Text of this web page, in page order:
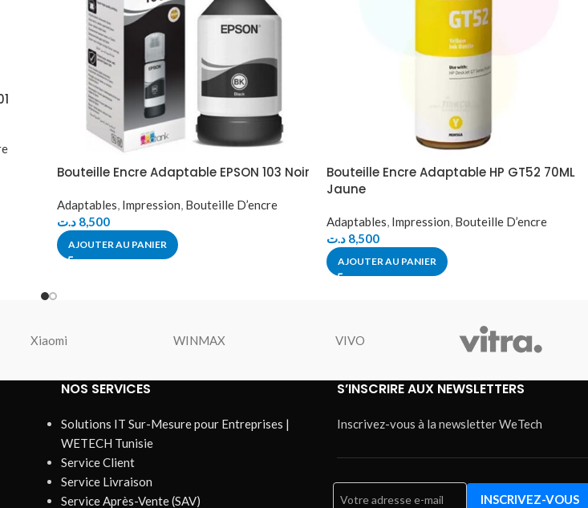
Bouteille Encre Adaptable EPSON 103 Noir
Adaptables, Impression, Bouteille D’encre
8,500 د.ت
AJOUTER AU PANIER
Bouteille Encre Adaptable HP GT52 70ML
Jaune
Adaptables, Impression, Bouteille D’encre
8,500 د.ت
AJOUTER AU PANIER
Xiaomi WINMAX VIVO
NOS SERVICES
Solutions IT Sur-Mesure pour Entreprises |
WETECH Tunisie
Service Client
Service Livraison
Service Après-Vente (SAV)
S’INSCRIRE AUX NEWSLETTERS
Inscrivez-vous à la newsletter WeTech